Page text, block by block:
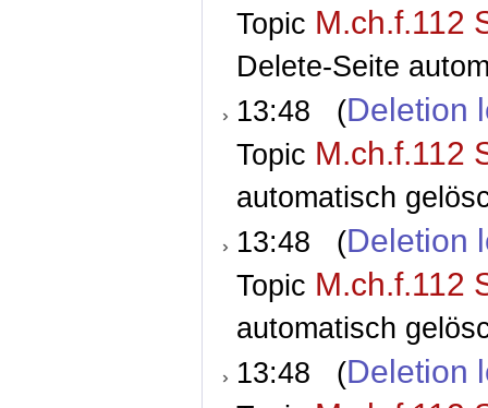
Topic M.ch.f.112
Delete-Seite
13:48 (Deletion
Topic M.ch.f.112
automatisch
13:48 (Deletion
Topic M.ch.f.112
automatisch
13:48 (Deletion